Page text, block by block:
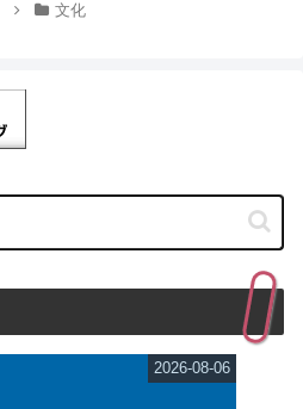
文化
2026-08-06